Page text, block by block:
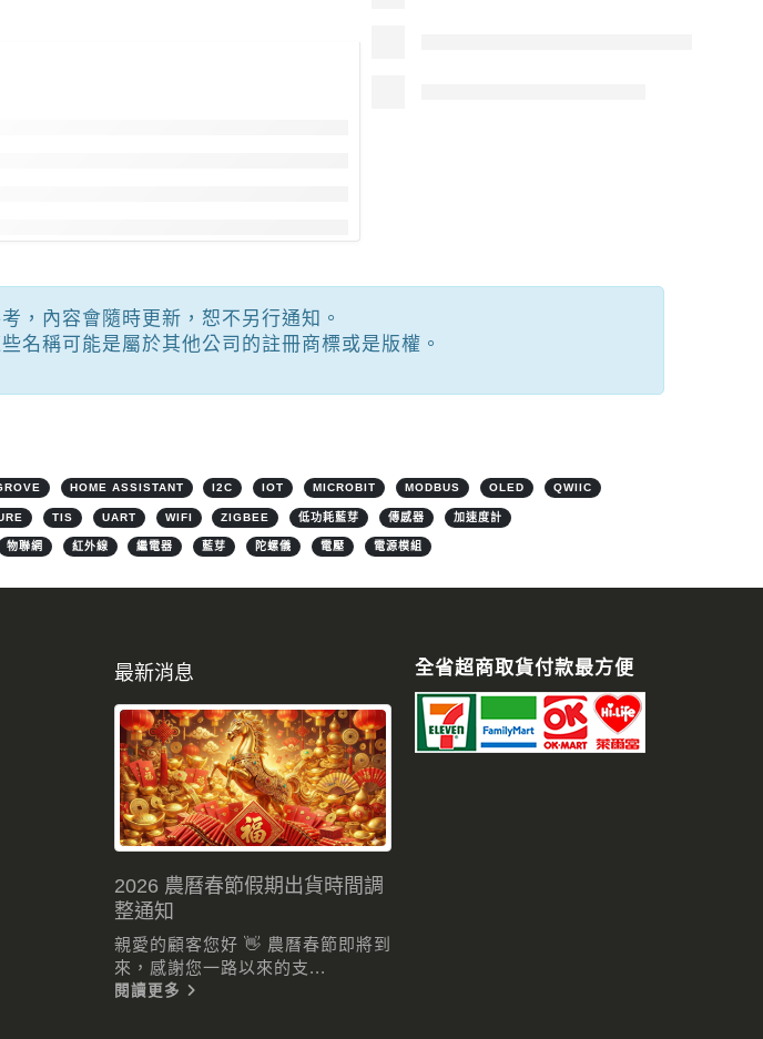
，內容會隨時更新，恕不另行通知。
名稱可能是屬於其他公司的註冊商標或是版權。
HOME ASSISTANT I2C IOT MICROBIT MODBUS OLED QWIIC
TIS UART WIFI ZIGBEE 低功耗藍芽 傳感器 加速度計
物聯網 紅外線 繼電器 藍芽 陀螺儀 電壓 電源模組
最新消息
2026 農曆春節假期出貨時間調
整通知
親愛的顧客您好 👋 農曆春節即將到
來，感謝您一路以來的支...
閱讀更多
全省超商取貨付款最方便